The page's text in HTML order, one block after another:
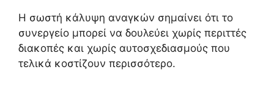
Η σωστή κάλυψη αναγκών σημαίνει ότι το
συνεργείο μπορεί να δουλεύει χωρίς περιττές
διακοπές και χωρίς αυτοσχεδιασμούς που
τελικά κοστίζουν περισσότερο.